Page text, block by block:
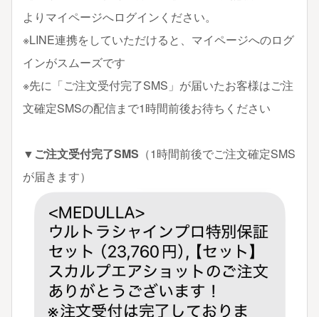
よりマイページへログインください。
※LINE連携をしていただけると、マイページへのログ
インがスムーズです
※先に「ご注文受付完了SMS」が届いたお客様はご注
文確定SMSの配信まで1時間前後お待ちください
▼ご注文受付完了SMS （1時間前後でご注文確定SMS
が届きます）